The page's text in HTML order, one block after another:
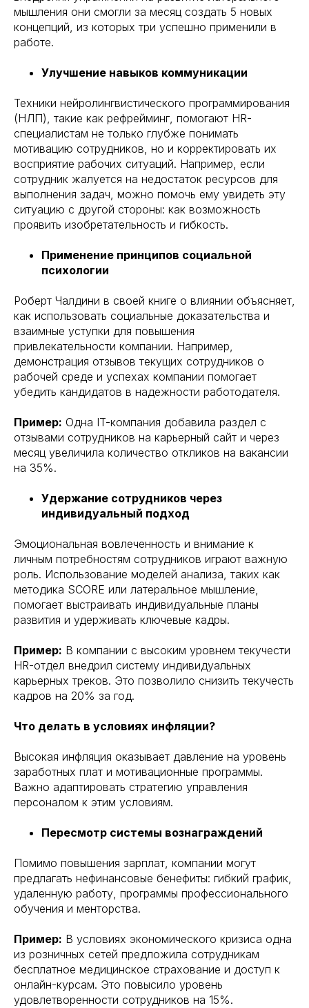
мышления они смогли за месяц создать 5 новых
концепций, из которых три успешно применили в
работе.
Улучшение навыков коммуникации
Техники нейролингвистического программирования
(НЛП), такие как рефрейминг, помогают HR-
специалистам не только глубже понимать
мотивацию сотрудников, но и корректировать их
восприятие рабочих ситуаций. Например, если
сотрудник жалуется на недостаток ресурсов для
выполнения задач, можно помочь ему увидеть эту
ситуацию с другой стороны: как возможность
проявить изобретательность и гибкость.
Применение принципов социальной
психологии
Роберт Чалдини в своей книге о влиянии объясняет,
как использовать социальные доказательства и
взаимные уступки для повышения
привлекательности компании. Например,
демонстрация отзывов текущих сотрудников о
рабочей среде и успехах компании помогает
убедить кандидатов в надежности работодателя.
Пример: Одна IT-компания добавила раздел с
отзывами сотрудников на карьерный сайт и через
месяц увеличила количество откликов на вакансии
на 35%.
Удержание сотрудников через
индивидуальный подход
Эмоциональная вовлеченность и внимание к
личным потребностям сотрудников играют важную
роль. Использование моделей анализа, таких как
методика SCORE или латеральное мышление,
помогает выстраивать индивидуальные планы
развития и удерживать ключевые кадры.
Пример: В компании с высоким уровнем текучести
HR-отдел внедрил систему индивидуальных
карьерных треков. Это позволило снизить текучесть
кадров на 20% за год.
Что делать в условиях инфляции?
Высокая инфляция оказывает давление на уровень
заработных плат и мотивационные программы.
Важно адаптировать стратегию управления
персоналом к этим условиям.
Пересмотр системы вознаграждений
Помимо повышения зарплат, компании могут
предлагать нефинансовые бенефиты: гибкий график,
удаленную работу, программы профессионального
обучения и менторства.
Пример: В условиях экономического кризиса одна
из розничных сетей предложила сотрудникам
бесплатное медицинское страхование и доступ к
онлайн-курсам. Это повысило уровень
удовлетворенности сотрудников на 15%.